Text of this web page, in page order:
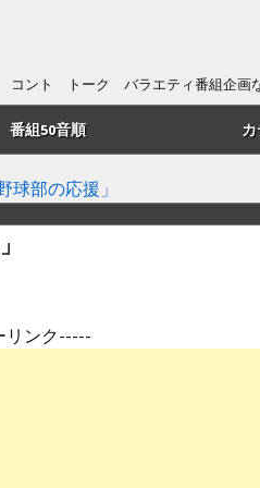
コント トーク バラエティ番組企
番組50音順
あ行
か行
部の応援」
リンク-----